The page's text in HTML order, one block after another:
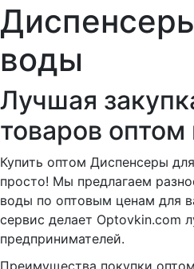
воды
Лучшая
товаров оптом
Купить оптом Диспенсеры
просто! Мы предлагаем
воды по оптовым ценам для
сервис делает Optovkin.com
предпринимателей.
Преимущества покупки